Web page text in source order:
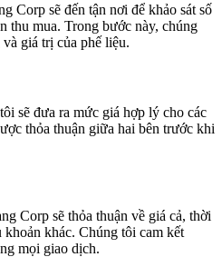
Corp sẽ đến tận nơi để khảo sát số
thu mua. Trong bước này, chúng
giá trị của phế liệu.
sẽ đưa ra mức giá hợp lý cho các
thỏa thuận giữa hai bên trước khi
Corp sẽ thỏa thuận về giá cả, thời
khoản khác. Chúng tôi cam kết
mọi giao dịch.